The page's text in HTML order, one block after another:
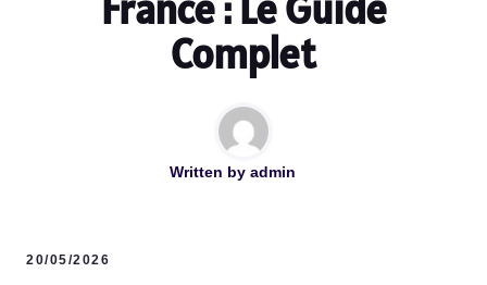
Complet
Written by admin
20/05/2026